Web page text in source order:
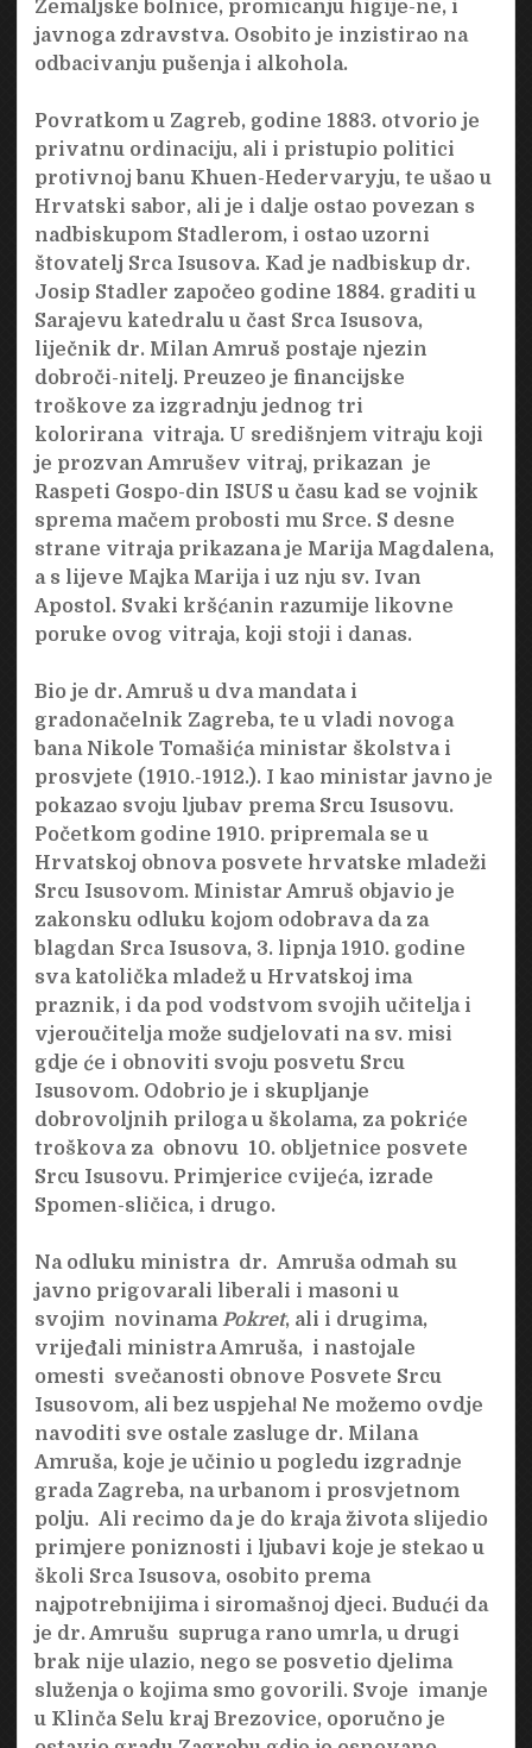
Zemaljske bolnice, promicanju higije-ne, i
javnoga zdravstva. Osobito je inzistirao na
odbacivanju pušenja i alkohola.
Povratkom u Zagreb, godine 1883. otvorio je
privatnu ordinaciju, ali i pristupio politici
protivnoj banu Khuen-Hedervaryju, te ušao u
Hrvatski sabor, ali je i dalje ostao povezan s
nadbiskupom Stadlerom, i ostao uzorni
štovatelj Srca Isusova. Kad je nadbiskup dr.
Josip Stadler započeo godine 1884. graditi u
Sarajevu katedralu u čast Srca Isusova,
liječnik dr. Milan Amruš postaje njezin
dobroči-nitelj. Preuzeo je financijske
troškove za izgradnju jednog tri
kolorirana vitraja. U središnjem vitraju koji
je prozvan Amrušev vitraj, prikazan je
Raspeti Gospo-din ISUS u času kad se vojnik
sprema mačem probosti mu Srce. S desne
strane vitraja prikazana je Marija Magdalena,
a s lijeve Majka Marija i uz nju sv. Ivan
Apostol. Svaki kršćanin razumije likovne
poruke ovog vitraja, koji stoji i danas.
Bio je dr. Amruš u dva mandata i
gradonačelnik Zagreba, te u vladi novoga
bana Nikole Tomašića ministar školstva i
prosvjete (1910.-1912.). I kao ministar javno je
pokazao svoju ljubav prema Srcu Isusovu.
Početkom godine 1910. pripremala se u
Hrvatskoj obnova posvete hrvatske mladeži
Srcu Isusovom. Ministar Amruš objavio je
zakonsku odluku kojom odobrava da za
blagdan Srca Isusova, 3. lipnja 1910. godine
sva katolička mladež u Hrvatskoj ima
praznik, i da pod vodstvom svojih učitelja i
vjeroučitelja može sudjelovati na sv. misi
gdje će i obnoviti svoju posvetu Srcu
Isusovom. Odobrio je i skupljanje
dobrovoljnih priloga u školama, za pokriće
troškova za obnovu 10. obljetnice posvete
Srcu Isusovu. Primjerice cvijeća, izrade
Spomen-sličica, i drugo.
Na odluku ministra dr. Amruša odmah su
javno prigovarali liberali i masoni u
svojim novinamaPokret, ali i drugima,
vrijeđali ministra Amruša, i nastojale
omesti svečanosti obnove Posvete Srcu
Isusovom, ali bez uspjeha! Ne možemo ovdje
navoditi sve ostale zasluge dr. Milana
Amruša, koje je učinio u pogledu izgradnje
grada Zagreba, na urbanom i prosvjetnom
polju. Ali recimo da je do kraja života slijedio
primjere poniznosti i ljubavi koje je stekao u
školi Srca Isusova, osobito prema
najpotrebnijima i siromašnoj djeci. Budući da
je dr. Amrušu supruga rano umrla, u drugi
brak nije ulazio, nego se posvetio djelima
služenja o kojima smo govorili. Svoje imanje
u Klinča Selu kraj Brezovice, oporučno je